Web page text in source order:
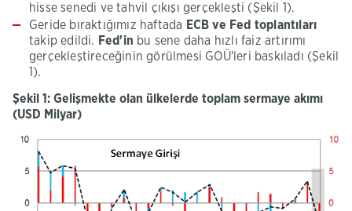
hisse senedi ve tahvil çıkışı gerçekleşti (Şekil 1).
Geride bıraktığımız haftada ECB ve Fed toplantıları
takip edildi. Fed'in bu sene daha hızlı faiz artırımı
gerçekleştireceğinin görülmesi GOÜ'leri baskıladı (Şekil
1).
Şekil 1: Gelişmekte olan ülkelerde toplam sermaye akımı
(USD Milyar)